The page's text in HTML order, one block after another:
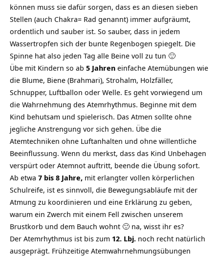
können muss sie dafür sorgen, dass es an diesen sieben
Stellen (auch Chakra= Rad genannt) immer aufgräumt,
ordentlich und sauber ist. So sauber, dass in jedem
Wassertropfen sich der bunte Regenbogen spiegelt. Die
Spinne hat also jeden Tag alle Beine voll zu tun 🙂
Übe mit Kindern so ab 5 Jahren einfache Atemübungen wie
die Blume, Biene (Brahmari), Strohalm, Holzfäller,
Schnupper, Luftballon oder Welle. Es geht vorwiegend um
die Wahrnehmung des Atemrhythmus. Beginne mit dem
Kind behutsam und spielerisch. Das Atmen sollte ohne
jegliche Anstrengung vor sich gehen. Übe die
Atemtechniken ohne Luftanhalten und ohne willentliche
Beeinflussung. Wenn du merkst, dass das Kind Unbehagen
verspürt oder Atemnot auftritt, beende die Übung sofort.
Ab etwa 7 bis 8 Jahre, mit erlangter vollen körperlichen
Schulreife, ist es sinnvoll, die Bewegungsabläufe mit der
Atmung zu koordinieren und eine Erklärung zu geben,
warum ein Zwerch mit einem Fell zwischen unserem
Brustkorb und dem Bauch wohnt 🙂 na, wisst ihr es?
Der Atemrhythmus ist bis zum 12. Lbj. noch recht natürlich
ausgeprägt. Frühzeitige Atemwahrnehmungsübungen